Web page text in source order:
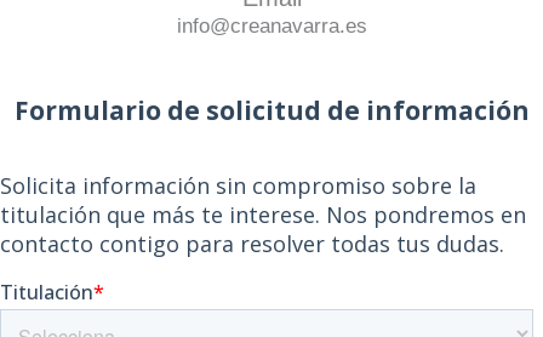
info@creanavarra.es